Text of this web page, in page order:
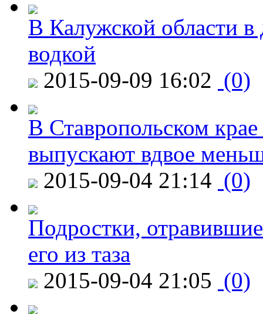
В Калужской области в
водкой
2015-09-09 16:02 (0)
В Ставропольском
выпускают вдвое
2015-09-04 21:14 (0)
Подростки,
его из таза
2015-09-04 21:05 (0)